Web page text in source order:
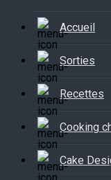
Accueil
Sorties
Recettes
Cooking
Cake